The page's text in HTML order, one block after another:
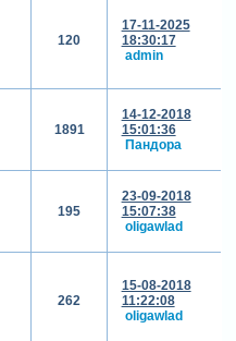
120
17-11-2025
18:30:17
admin
1891
14-12-2018
15:01:36
Пандора
195
23-09-2018
15:07:38
oligawlad
262
15-08-2018
11:22:08
oligawlad